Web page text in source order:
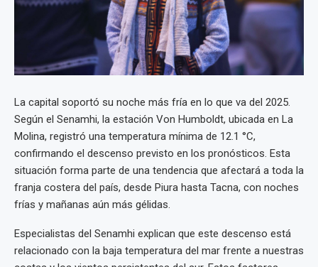
La capital soportó su noche más fría en lo que va del 2025.
Según el Senamhi, la estación Von Humboldt, ubicada en La
Molina, registró una temperatura mínima de 12.1 °C,
confirmando el descenso previsto en los pronósticos. Esta
situación forma parte de una tendencia que afectará a toda la
franja costera del país, desde Piura hasta Tacna, con noches
frías y mañanas aún más gélidas.
Especialistas del Senamhi explican que este descenso está
relacionado con la baja temperatura del mar frente a nuestras